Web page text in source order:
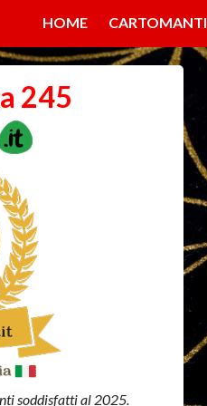
HOME CARTOMANTI
245
soddisfatti al 2025.